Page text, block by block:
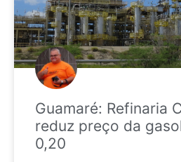
Guamaré: Refinaria
reduz preço da
0,20